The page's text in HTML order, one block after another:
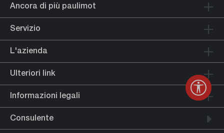
Ancora di più paulimot
Servizio
L'azienda
Ulteriori link
Informazioni legali
Consulente